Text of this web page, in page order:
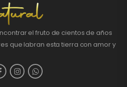
el fruto de cientos de años
que labran esta tierra con amor y